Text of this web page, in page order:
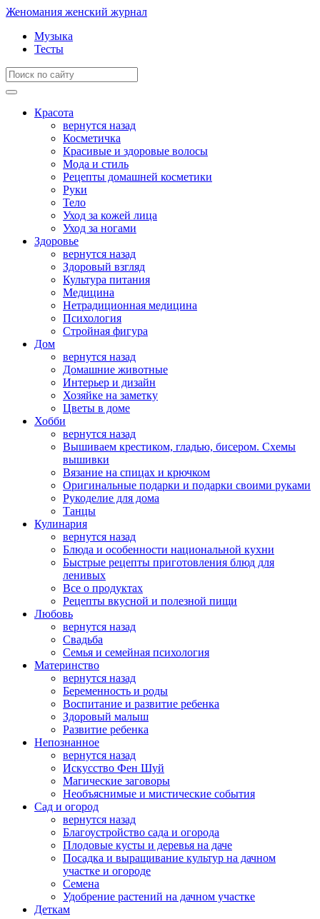
Женомания женский журнал
Музыка
Тесты
Красота
вернутся назад
Косметичка
Красивые и здоровые волосы
Мода и стиль
Рецепты домашней косметики
Руки
Тело
Уход за кожей лица
Уход за ногами
Здоровье
вернутся назад
Здоровый взгляд
Культура питания
Медицина
Нетрадиционная медицина
Психология
Стройная фигура
Дом
вернутся назад
Домашние животные
Интерьер и дизайн
Хозяйке на заметку
Цветы в доме
Хобби
вернутся назад
Вышиваем крестиком, гладью, бисером. Схемы
вышивки
Вязание на спицах и крючком
Оригинальные подарки и подарки своими руками
Рукоделие для дома
Танцы
Кулинария
вернутся назад
Блюда и особенности национальной кухни
Быстрые рецепты приготовления блюд для
ленивых
Все о продуктах
Рецепты вкусной и полезной пищи
Любовь
вернутся назад
Свадьба
Семья и семейная психология
Материнство
вернутся назад
Беременность и роды
Воспитание и развитие ребенка
Здоровый малыш
Развитие ребенка
Непознанное
вернутся назад
Искусство Фен Шуй
Магические заговоры
Необъяснимые и мистические события
Сад и огород
вернутся назад
Благоустройство сада и огорода
Плодовые кусты и деревья на даче
Посадка и выращивание культур на дачном
участке и огороде
Семена
Удобрение растений на дачном участке
Деткам